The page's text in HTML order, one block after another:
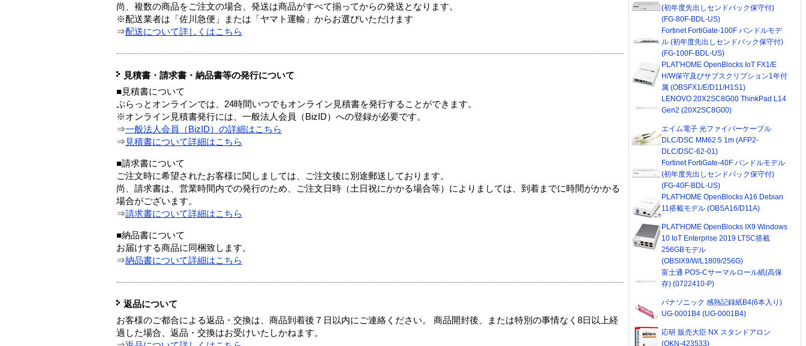
尚、複数の商品をご注文の場合、発送は商品がすべて揃ってからの発送となります。
※配送業者は「佐川急便」または「ヤマト運輸」からお選びいただけます
⇒配送について詳しくはこちら
見積書・請求書・納品書等の発行について
■見積書について
ぷらっとオンラインでは、24時間いつでもオンライン見積書を発行することができます。
※オンライン見積書発行には、一般法人会員（BizID）への登録が必要です。
⇒一般法人会員（BizID）の詳細はこちら
⇒ 見積書について詳細はこちら
■請求書について
ご注文時に希望されたお客様に関しましては、ご注文後に別途郵送しております。
尚、請求書は、営業時間内での発行のため、ご注文日時（土日祝にかかる場合等）によりましては、到着までに時間がかかる
場合がございます。
⇒請求書について詳細はこちら
■納品書について
お届けする商品に同梱致します。
⇒納品書について詳細はこちら
返品について
お客様のご都合による返品・交換は、商品到着後７日以内にご連絡ください。 商品開封後、または特別の事情なく8日以上経
過した場合、返品・交換はお受けいたしかねます。
(初年度先出しセンドバック保守付)
(FG-80F-BDL-US)
Fortinet FortiGate-100F バンドルモデ
ル (初年度先出しセンドバック保守付)
(FG-100F-BDL-US)
PLAT'HOME OpenBlocks IoT FX1/E
H/W保守及びサブスクリプション1年付
属 (OBSFX1/E/D11/H1S1)
LENOVO 20X2SC8G00 ThinkPad L14
Gen2 (20X2SC8G00)
エイム電子 光ファイバーケーブル
DLC/DSC MM62.5 1m (AFP2-
DLC/DSC-62-01)
Fortinet FortiGate-40F バンドルモデル
(初年度先出しセンドバック保守付)
(FG-40F-BDL-US)
PLAT'HOME OpenBlocks A16 Debian
11搭載モデル (OBSA16/D11A)
PLAT'HOME OpenBlocks IX9 Windows
10 IoT Enterprise 2019 LTSC搭載
256GBモデル
(OBSIX9/W/L1809/256G)
富士通 POS-Cサーマルロール紙(高保
存) (0722410-P)
パナソニック 感熱記録紙B4(6本入り)
UG-0001B4 (UG-0001B4)
応研 販売大臣 NX スタンドアロン
(OKN-423533)